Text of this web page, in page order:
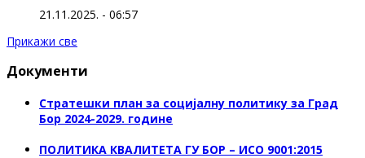
21.11.2025. - 06:57
Прикажи све
Документи
Стратешки план за социјалну политику за Град
Бор 2024-2029. године
ПОЛИТИКА КВАЛИТЕТА ГУ БОР – ИСО 9001:2015